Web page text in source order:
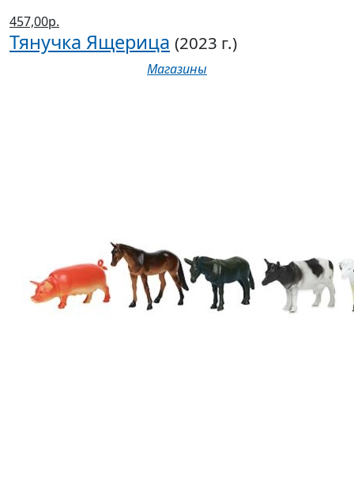
457,00р.
Тянучка Ящерица (2023 г.)
Магазины